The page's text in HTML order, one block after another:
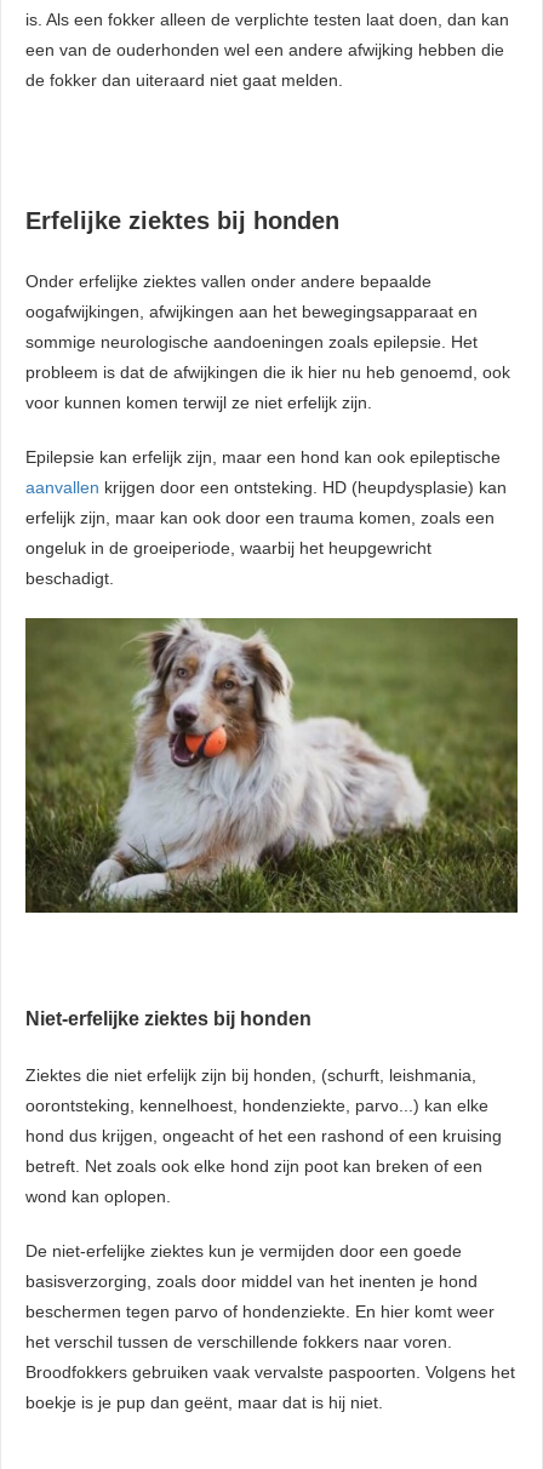
is. Als een fokker alleen de verplichte testen laat doen, dan kan
een van de ouderhonden wel een andere afwijking hebben die
de fokker dan uiteraard niet gaat melden.
Erfelijke ziektes bij honden
Onder erfelijke ziektes vallen onder andere bepaalde
oogafwijkingen, afwijkingen aan het bewegingsapparaat en
sommige neurologische aandoeningen zoals epilepsie. Het
probleem is dat de afwijkingen die ik hier nu heb genoemd, ook
voor kunnen komen terwijl ze niet erfelijk zijn.
Epilepsie kan erfelijk zijn, maar een hond kan ook epileptische
aanvallen krijgen door een ontsteking. HD (heupdysplasie) kan
erfelijk zijn, maar kan ook door een trauma komen, zoals een
ongeluk in de groeiperiode, waarbij het heupgewricht
beschadigt.
Niet-erfelijke ziektes bij honden
Ziektes die niet erfelijk zijn bij honden, (schurft, leishmania,
oorontsteking, kennelhoest, hondenziekte, parvo...) kan elke
hond dus krijgen, ongeacht of het een rashond of een kruising
betreft. Net zoals ook elke hond zijn poot kan breken of een
wond kan oplopen.
De niet-erfelijke ziektes kun je vermijden door een goede
basisverzorging, zoals door middel van het inenten je hond
beschermen tegen parvo of hondenziekte. En hier komt weer
het verschil tussen de verschillende fokkers naar voren.
Broodfokkers gebruiken vaak vervalste paspoorten. Volgens het
boekje is je pup dan geënt, maar dat is hij niet.